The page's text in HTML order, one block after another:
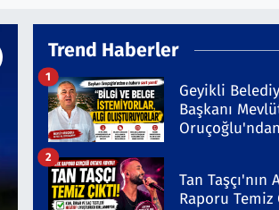
Trend Haberler
Geyikli
Başkanı
Oruçoğlu'ndan
1
Tan Taşçı'nın
Raporu Temiz
2